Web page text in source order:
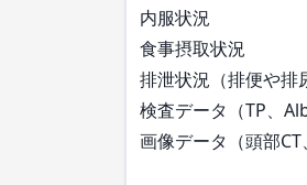
内服状況
食事摂取状況
排泄状況（排便や排
検査データ（TP、
画像データ（頭部CT